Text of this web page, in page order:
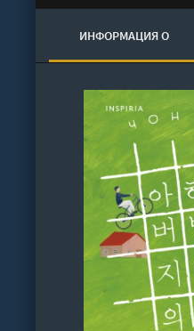
ИНФОРМАЦИЯ О
АУДИОКНИГЕ